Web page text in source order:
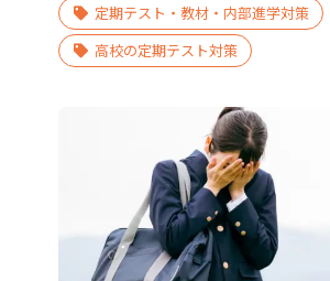
定期テスト・教材・内部進学対策
高校の定期テスト対策